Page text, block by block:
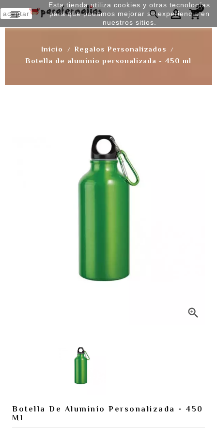

 0
Inicio
Regalos Personalizados
Botella de aluminio personalizada - 450 ml

Botella De Aluminio Personalizada - 450
Ml
aceptar
Esta tienda utiliza cookies y otras tecnologías
para que podamos mejorar su experiencia en
nuestros sitios.